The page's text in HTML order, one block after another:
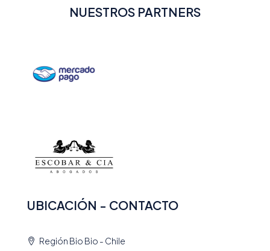
NUESTROS PARTNERS
UBICACIÓN - CONTACTO
Región Bio Bio - Chile